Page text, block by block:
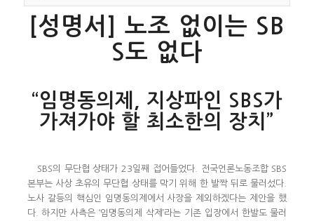
[성명서] 노조 없이는 SB
S도 없다
“임명동의제, 지상파인 SBS가
가져가야 할 최소한의 장치”
SBS의 무단협 상태가 23일째 접어들었다. 전국언론노동조합 SBS
본부는 사상 초유의 무단협 상태를 막기 위해 한 발짝 뒤로 물러섰다.
노사 갈등의 핵심인 임명동의제에서 사장을 제외하겠다는 제안을 했
다. 하지만 사측은 ‘임명동의제 삭제’라는 기존 입장에서 한발도 물러